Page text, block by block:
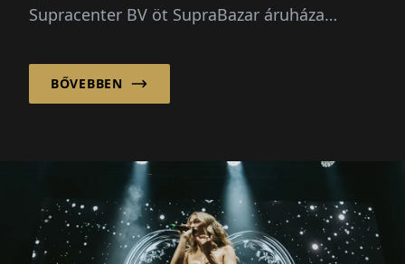
Supracenter BV öt SupraBazar áruháza
üzleteket nyitott...
BŐVEBBEN